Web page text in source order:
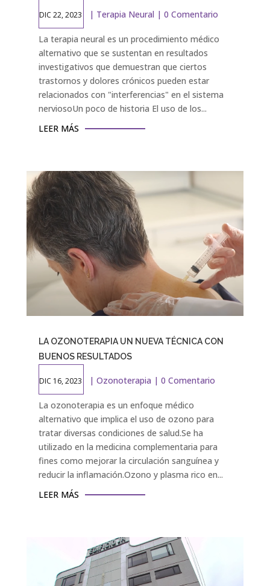
DIC 22, 2023 | Terapia Neural | 0 Comentario
La terapia neural es un procedimiento médico
alternativo que se sustentan en resultados
investigativos que demuestran que ciertos
trastornos y dolores crónicos pueden estar
relacionados con "interferencias" en el sistema
nerviosoUn poco de historia El uso de los...
LEER MÁS
LA OZONOTERAPIA UN NUEVA TÉCNICA CON
BUENOS RESULTADOS
DIC 16, 2023 | Ozonoterapia | 0 Comentario
La ozonoterapia es un enfoque médico
alternativo que implica el uso de ozono para
tratar diversas condiciones de salud.Se ha
utilizado en la medicina complementaria para
fines como mejorar la circulación sanguínea y
reducir la inflamación.Ozono y plasma rico en...
LEER MÁS